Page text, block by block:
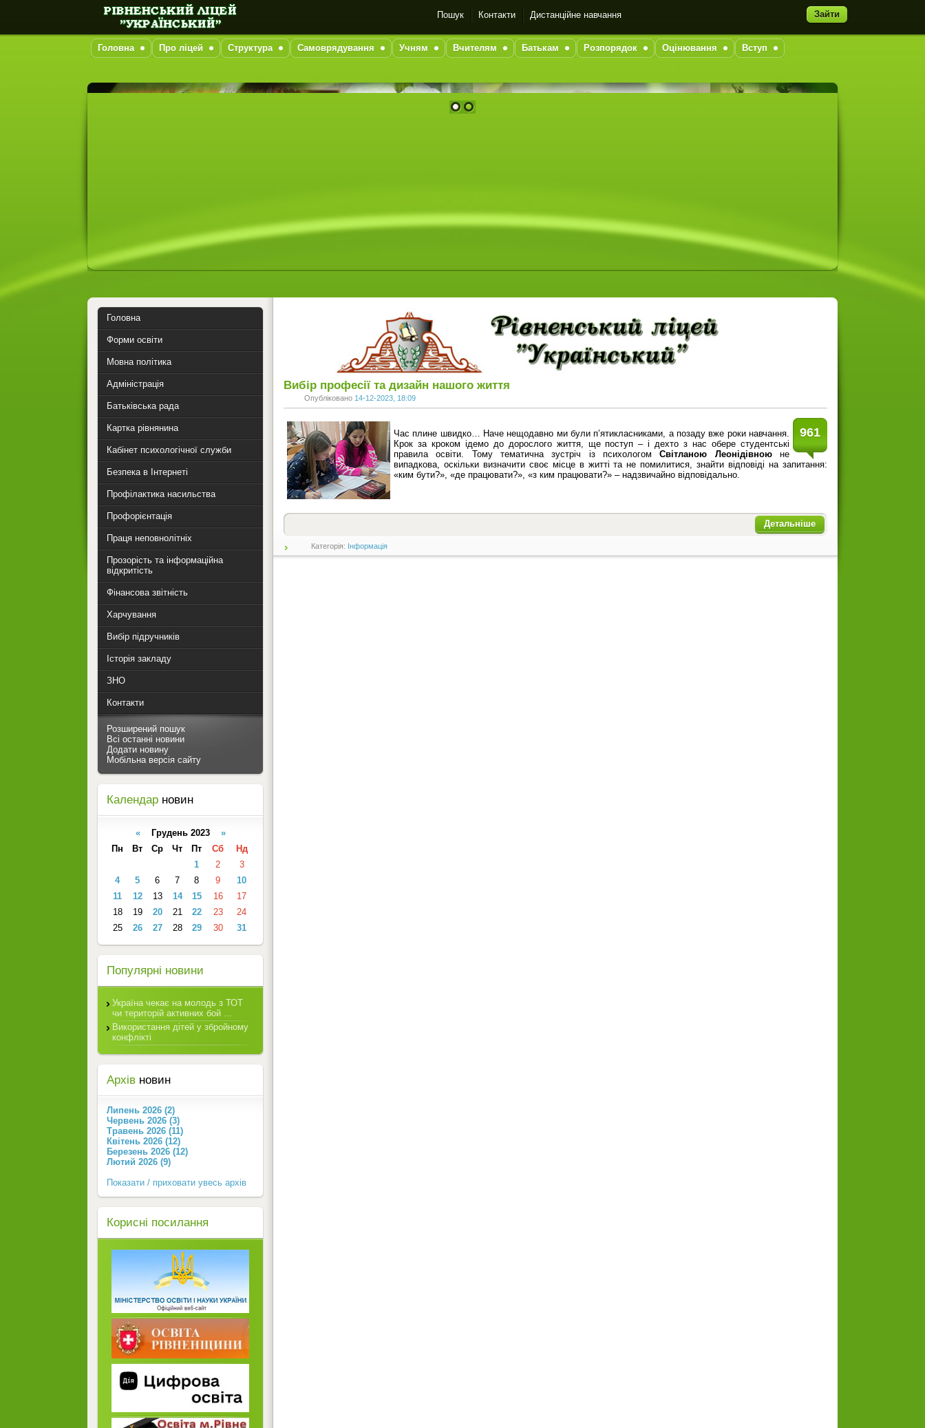
Пошук Контакти Дистанційне навчання Зайти
Головна Про ліцей Структура Самоврядування Учням Вчителям Батькам Розпорядок Оцінювання Вступ
Вибір професії та дизайн нашого життя
Опубліковано 14-12-2023, 18:09
961
Час плине швидко… Наче нещодавно ми були п’ятикласниками, а позаду вже роки навчання.
Крок за кроком ідемо до дорослого життя, ще поступ – і дехто з нас обере студентські
правила освіти. Тому тематична зустріч із психологомСвітланою Леонідівноюне
випадкова, оскільки визначити своє місце в житті та не помилитися, знайти відповіді на запитання:
«ким бути?», «де працювати?», «з ким працювати?» – надзвичайно відповідально.
Детальніше
Категорія: Інформація
Головна
Форми освіти
Мовна політика
Адміністрація
Батьківська рада
Картка рівнянина
Кабінет психологічної служби
Безпека в Інтернеті
Профілактика насильства
Профорієнтація
Праця неповнолітніх
Прозорість та інформаційна
відкритість
Фінансова звітність
Харчування
Вибір підручників
Історія закладу
ЗНО
Контакти
Розширений пошук
Всі останні новини
Додати новину
Мобільна версія сайту
Календар новин
«Грудень 2023 »
Пн
Вт Ср Чт Пт Сб
Нд
1
2
3
4
5 6 7 8 9
10
11
12 13 14 15 16
17
18
19 20 21 22 23
24
25
26 27 28 29 30 31
Популярні новини
Україна чекає на молодь з ТОТ
чи територій активних бой ...
Використання дітей у збройному
конфлікті
Архів новин
Липень 2026 (2)
Червень 2026 (3)
Травень 2026 (11)
Квітень 2026 (12)
Березень 2026 (12)
Лютий 2026 (9)
Показати / приховати увесь архів
Корисні посилання